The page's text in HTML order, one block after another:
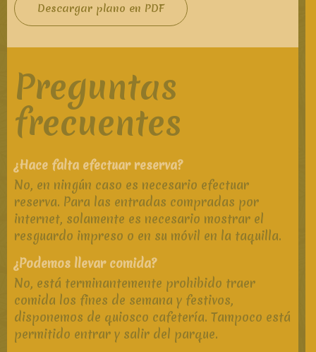
Descargar plano en PDF
Preguntas
frecuentes
¿Hace falta efectuar reserva?
No, en ningún caso es necesario efectuar
reserva. Para las entradas compradas por
internet, solamente es necesario mostrar el
resguardo impreso o en su móvil en la taquilla.
¿Podemos llevar comida?
No, está terminantemente prohibido traer
comida los fines de semana y festivos,
disponemos de quiosco cafetería. Tampoco está
permitido entrar y salir del parque.